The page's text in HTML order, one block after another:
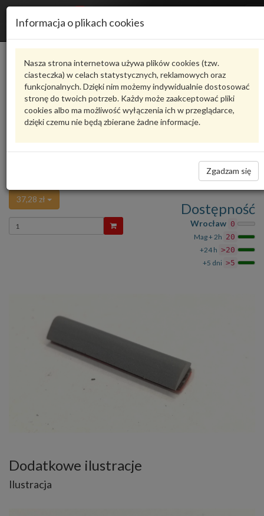
Informacja o plikach cookies
Nasza strona internetowa używa plików cookies (tzw.
ciasteczka) w celach statystycznych, reklamowych oraz
funkcjonalnych. Dzięki nim możemy indywidualnie dostosować
stronę do twoich potrzeb. Każdy może zaakceptować pliki
cookies albo ma możliwość wyłączenia ich w przeglądarce,
dzięki czemu nie będą zbierane żadne informacje.
Zgadzam się
Karta produktu
6R6845237AVAG
VAG - produkt oryginalny VW AUDI SEAT SKODA
Zadaj pytanie o produkt
Element dystansowy
37,28 zł
Wprowadź
ilość
Dostępność
Wrocław 0
Mag + 2h 20
+24 h >20
+5 dni >5
Dodatkowe ilustracje
Ilustracja